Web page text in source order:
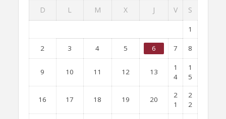
D L M X J V S
1
2 3 4 5 6 7 8
9 10 11 12 13
1
4
1
5
16 17 18 19 20
2
1
2
2